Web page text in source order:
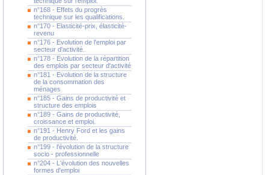
n°168 - Effets du progrès
technique sur les qualifications.
n°170 - Elasticité-prix, élasticité-
revenu
n°176 - Evolution de l'emploi par
secteur d'activité.
n°178 - Evolution de la répartition
des emplois par secteur d'activité
n°181 - Evolution de la structure
de la consommation des
ménages
n°185 - Gains de productivité et
structure des emplois
n°189 - Gains de productivité,
croissance et emploi.
n°191 - Henry Ford et les gains
de productivité.
n°199 - l'évolution de la structure
socio - professionnelle
n°204 - L'évolution des nouvelles
formes d'emploi